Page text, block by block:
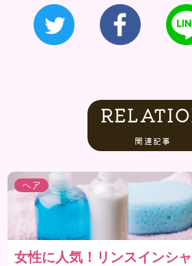
関連記事
ヘア
女性に人気！リンスインシ